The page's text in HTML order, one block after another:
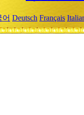
어 Deutsch Français